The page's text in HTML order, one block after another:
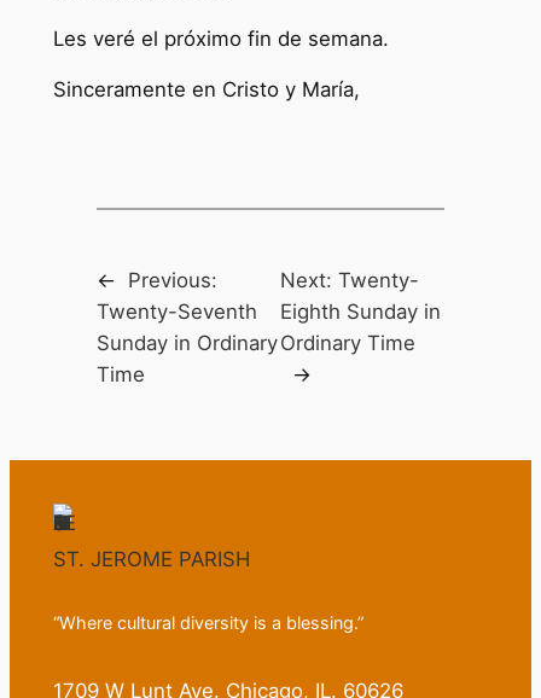
Les veré el próximo fin de semana.
Sinceramente en Cristo y María,
←
Previous:
Twenty-Seventh
Sunday in Ordinary
Time
Next:Twenty-
Eighth Sunday in
Ordinary Time
→
ST. JEROME PARISH
“Where cultural diversity is a blessing.”
1709 W Lunt Ave. Chicago, IL. 60626